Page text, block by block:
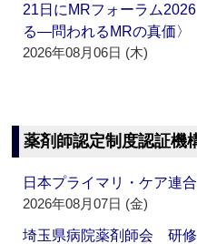
21日にMRフォーラム
る―問われるMRの真価
2026年08月06日 (木)
薬剤師認定制度認証機
日本プライマリ・ケア
2026年08月07日 (金)
埼玉県病院薬剤師会 研